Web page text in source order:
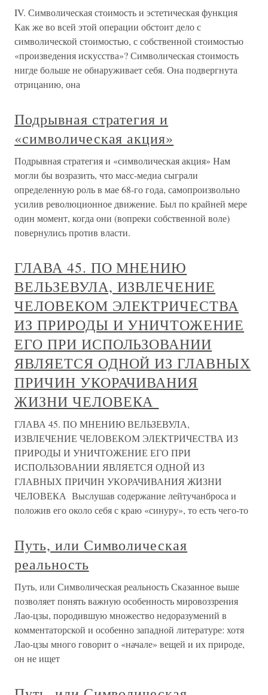
IV. Символическая стоимость и эстетическая функция
Как же во всей этой операции обстоит дело с
символической стоимостью, с собственной стоимостью
«произведения искусства»? Символическая стоимость
нигде больше не обнаруживает себя. Она подвергнута
отрицанию, она
Подрывная стратегия и
«символическая акция»
Подрывная стратегия и «символическая акция» Нам
могли бы возразить, что масс-медиа сыграли
определенную роль в мае 68-го года, самопроизвольно
усилив революционное движение. Был по крайней мере
один момент, когда они (вопреки собственной воле)
повернулись против власти.
ГЛАВА 45. ПО МНЕНИЮ
ВЕЛЬЗЕВУЛА, ИЗВЛЕЧЕНИЕ
ЧЕЛОВЕКОМ ЭЛЕКТРИЧЕСТВА
ИЗ ПРИРОДЫ И УНИЧТОЖЕНИЕ
ЕГО ПРИ ИСПОЛЬЗОВАНИИ
ЯВЛЯЕТСЯ ОДНОЙ ИЗ ГЛАВНЫХ
ПРИЧИН УКОРАЧИВАНИЯ
ЖИЗНИ ЧЕЛОВЕКА
ГЛАВА 45. ПО МНЕНИЮ ВЕЛЬЗЕВУЛА,
ИЗВЛЕЧЕНИЕ ЧЕЛОВЕКОМ ЭЛЕКТРИЧЕСТВА ИЗ
ПРИРОДЫ И УНИЧТОЖЕНИЕ ЕГО ПРИ
ИСПОЛЬЗОВАНИИ ЯВЛЯЕТСЯ ОДНОЙ ИЗ
ГЛАВНЫХ ПРИЧИН УКОРАЧИВАНИЯ ЖИЗНИ
ЧЕЛОВЕКА Выслушав содержание лейтучанброса и
положив его около себя с краю «синуру», то есть чего-то
Путь, или Символическая
реальность
Путь, или Символическая реальность Сказанное выше
позволяет понять важную особенность мировоззрения
Лао-цзы, породившую множество недоразумений в
комментаторской и особенно западной литературе: хотя
Лао-цзы много говорит о «начале» вещей и их природе,
он не ищет